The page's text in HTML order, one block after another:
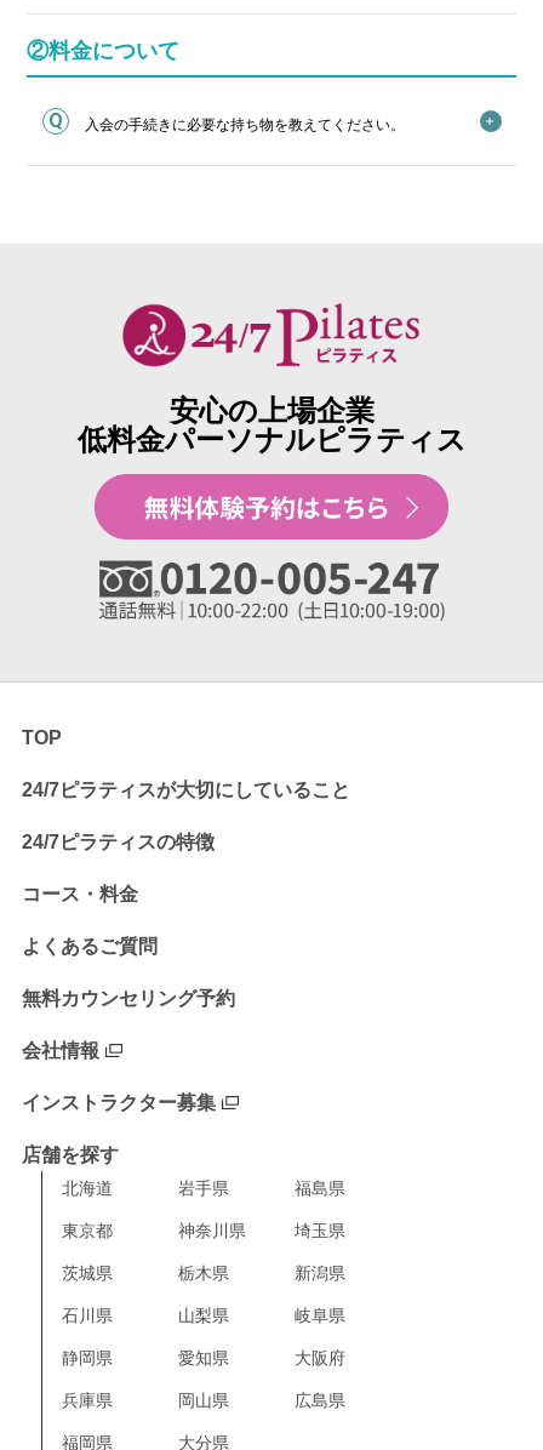
②料金について
入会の手続きに必要な持ち物を教えてください。
安心の上場企業
低料金パーソナルピラティス
TOP
24/7ピラティスが大切にしていること
24/7ピラティスの特徴
コース・料金
よくあるご質問
無料カウンセリング予約
会社情報
インストラクター募集
店舗を探す
北海道 岩手県 福島県
東京都 神奈川県 埼玉県
茨城県 栃木県 新潟県
石川県 山梨県 岐阜県
静岡県 愛知県 大阪府
兵庫県 岡山県 広島県
福岡県 大分県